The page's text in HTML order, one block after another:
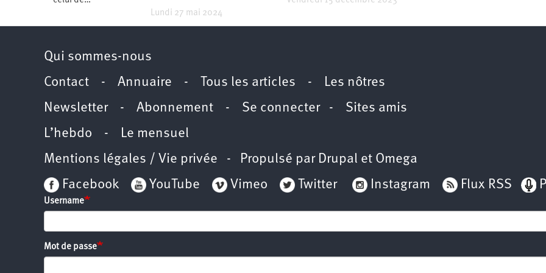
Lundi 27 mai 2024
Qui sommes-nous
Contact - Annuaire - Tous les articles - Les nôtres
Newsletter- Abonnement - Se connecter- Sites amis
L’hebdo - Le mensuel
Mentions légales / Vie privée - Propulsé par Drupal et Omega
Facebook
YouTube Vimeo Twitter Instagram Flux RSS
Username
Mot de passe